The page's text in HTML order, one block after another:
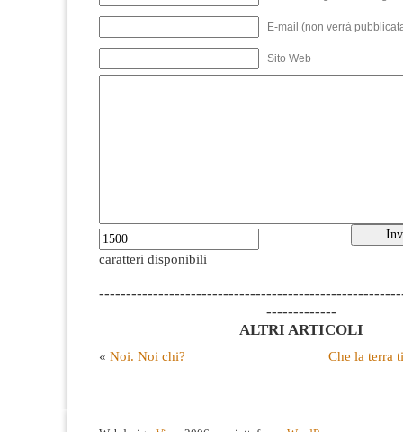
E-mail (non verrà
Sito Web
caratteri disponibili
-------------
ALTRI ARTICOLI
« Noi. Noi chi? Che la terra